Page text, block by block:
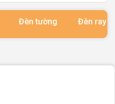
Đèn tường Đèn ray